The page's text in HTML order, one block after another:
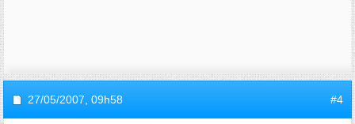
27/05/2007, 09h58 #4